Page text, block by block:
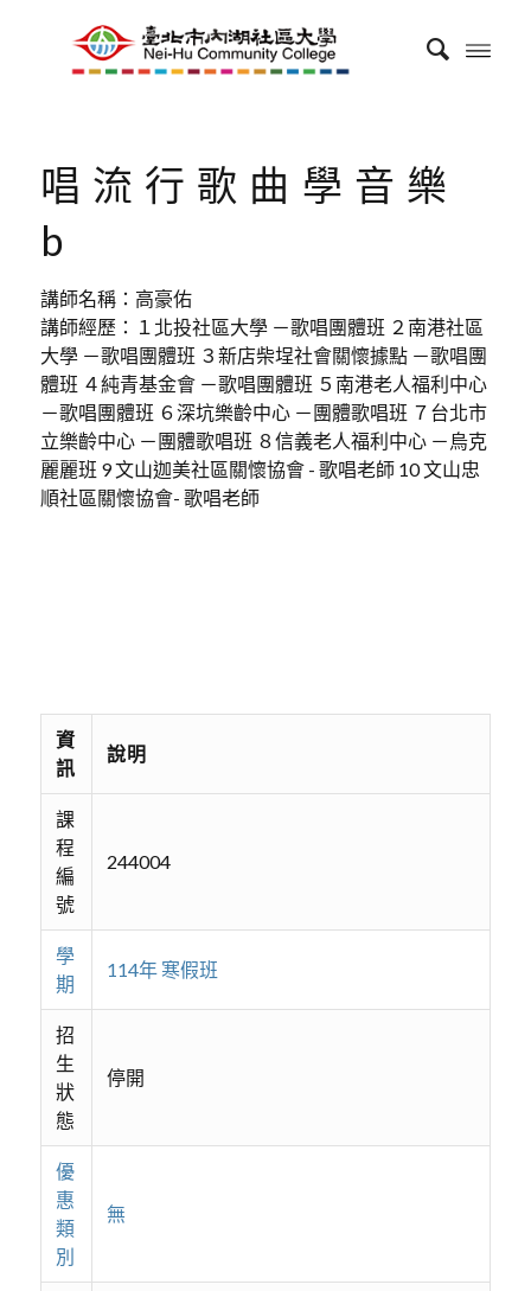
唱流行歌曲學音樂
b
講師名稱：高豪佑
講師經歷：１北投社區大學 －歌唱團體班 ２南港社區
大學 －歌唱團體班 ３新店柴埕社會關懷據點 －歌唱團
體班 ４純青基金會 －歌唱團體班 ５南港老人福利中心
－歌唱團體班 ６深坑樂齡中心 －團體歌唱班 ７台北市
立樂齡中心 －團體歌唱班 ８信義老人福利中心 －烏克
麗麗班 9 文山迦美社區關懷協會 - 歌唱老師 10 文山忠
順社區關懷協會- 歌唱老師
資
訊
說明
課
程
編
號
244004
學
期
114年 寒假班
招
生
狀
態
停開
優
惠
類
別
無